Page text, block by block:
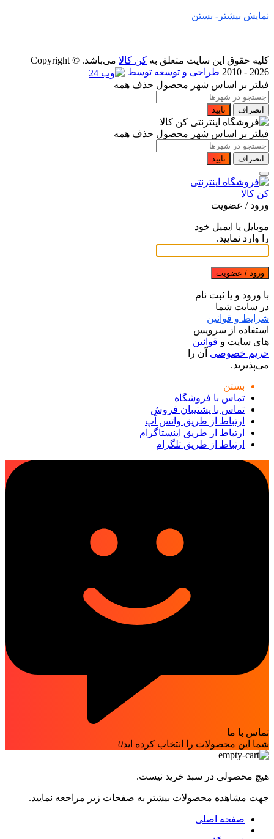
نمایش بیشتر - بستن
کلیه حقوق این سایت متعلق به کن کالا
می‌باشد. Copyright ©
2010 - 2026 طراحی و توسعه توسط
فیلتر بر اساس شهر محصول حذف همه
انصراف تایید
فیلتر بر اساس شهر محصول حذف همه
انصراف تایید
ورود / عضویت
موبایل یا ایمیل خود
را وارد نمایید.
ورود / عضویت
با ورود و یا ثبت نام
در سایت شما
شرایط و قوانین
استفاده از سرویس
های سایت و قوانین
حریم خصوصی آن را
می‌پذیرید.
بستن
تماس با فروشگاه
تماس با پشتیبان فروش
ارتباط از طریق واتس آپ
ارتباط از طریق اینستاگرام
ارتباط از طریق تلگرام
تماس با ما
شما این محصولات را انتخاب کرده اید0
هیچ محصولی در سبد خرید نیست.
جهت مشاهده محصولات بیشتر به صفحات زیر مراجعه نمایید.
صفحه اصلی